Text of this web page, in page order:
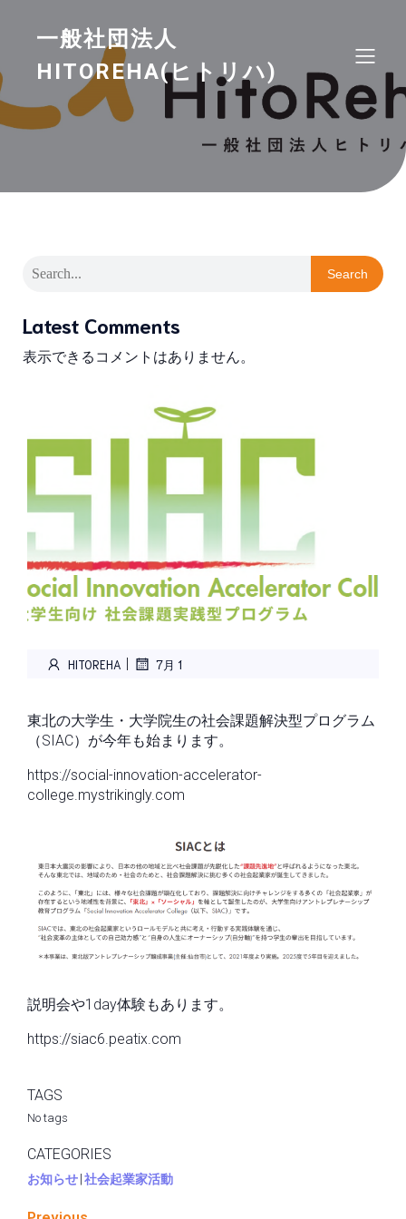
一般社団法人
HITOREHA(ヒトリハ)
Search
Latest Comments
表示できるコメントはありません。
HITOREHA | 7月 1
東北の大学生・大学院生の社会課題解決型プログラム
（SIAC）が今年も始まります。
https://social-innovation-accelerator-
college.mystrikingly.com
説明会や1day体験もあります。
https://siac6.peatix.com
TAGS
No tags
CATEGORIES
お知らせ 社会起業家活動